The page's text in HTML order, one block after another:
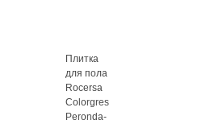
Плитка
для пола
Rocersa
Colorgres
Peronda-